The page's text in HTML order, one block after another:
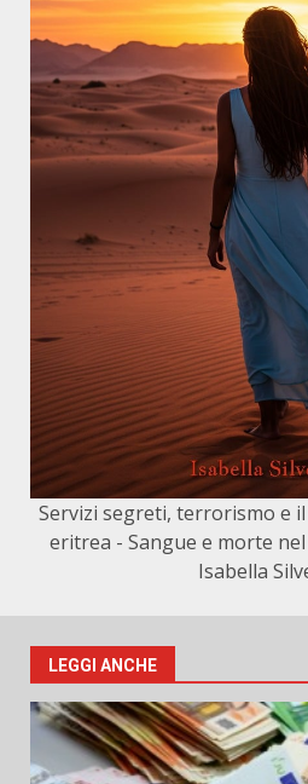
Servizi segreti, terrorismo e
eritrea - Sangue e morte
Isabella
LEGGI ANCHE